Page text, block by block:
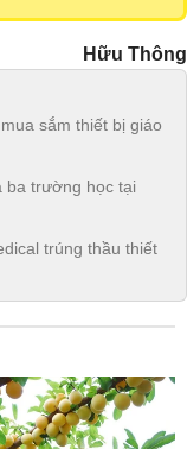
Hữu Thông
sắm thiết bị giáo
ba trường học tại
trúng thầu thiết